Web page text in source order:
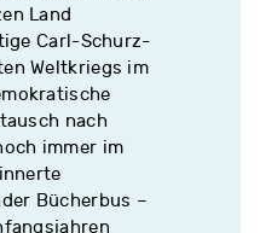
Land
Carl-Schurz-
Weltkriegs im
nach
immer im
Bücherbus –